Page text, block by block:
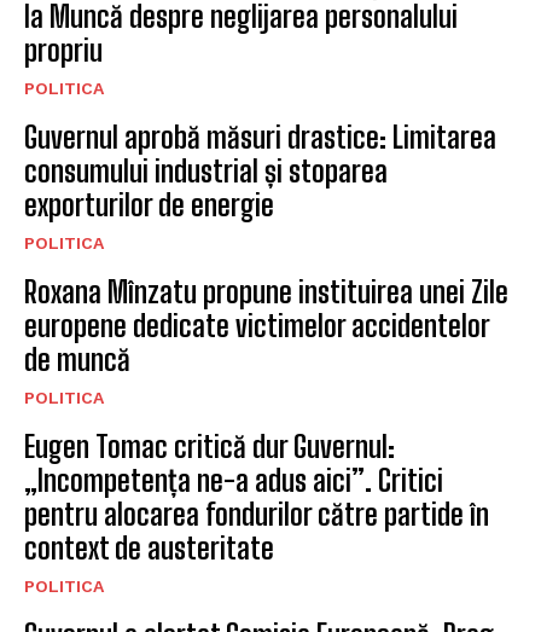
la Muncă despre neglijarea personalului
propriu
POLITICA
Guvernul aprobă măsuri drastice: Limitarea
consumului industrial și stoparea
exporturilor de energie
POLITICA
Roxana Mînzatu propune instituirea unei Zile
europene dedicate victimelor accidentelor
de muncă
POLITICA
Eugen Tomac critică dur Guvernul:
„Incompetența ne-a adus aici”. Critici
pentru alocarea fondurilor către partide în
context de austeritate
POLITICA